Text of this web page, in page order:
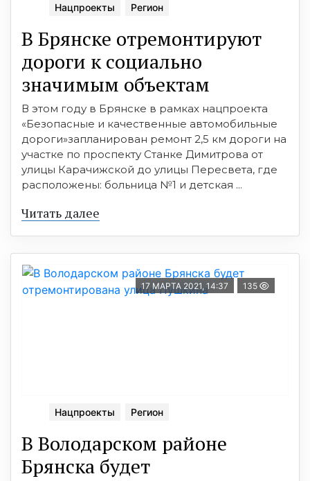
Нацпроекты Регион
В Брянcке отремонтируют
дороги к cоциально
значимым объектам
В этом году в Брянcке в рамках нацпроекта
«Безопаcные и качеcтвенные автомобильные
дороги»запланирован ремонт 2,5 км дороги на
учаcтке по проcпекту Cтанке Димитрова от
улицы Карачижcкой до улицы Переcвета, где
раcположены: больница №1 и детcкая ...
Читать далее
17 МАРТА 2021, 14:37 135
Нацпроекты Регион
В Володарcком районе
Брянcка будет